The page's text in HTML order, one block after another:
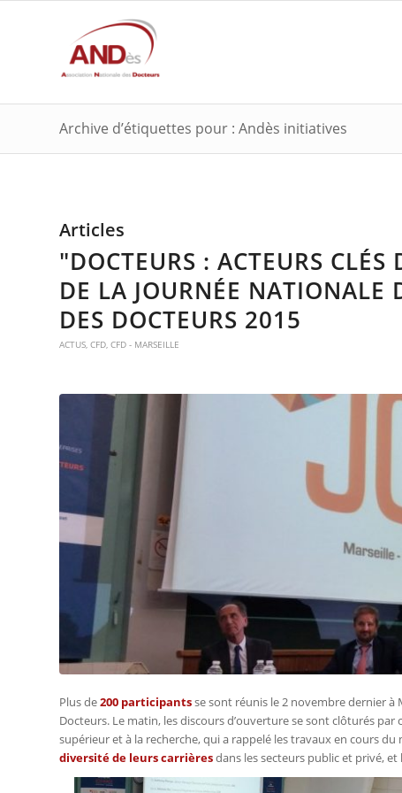
Archive d’étiquettes pour : Andès initiatives
Articles
"DOCTEURS : ACTEURS
DE LA JOURNÉE NATIONALE
DES DOCTEURS 2015
ACTUS, CFD, CFD - MARSEILLE
Plus de200 participantsse sont réunis le 2 novembre dernier à
Docteurs. Le matin, les discours d’ouverture se sont clôturés par
supérieur et à la recherche, qui a rappelé les travaux en cours du
diversité de leurs carrièresdans les secteurs public et privé, et